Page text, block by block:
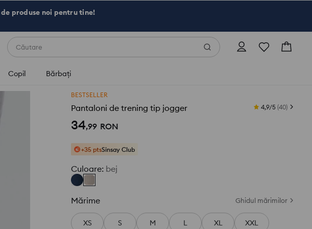
produse noi pentru tine!
Căutare
Copil Bărbaţi
BESTSELLER
Pantaloni de trening tip jogger 4,9/5 (40)
34,99 RON
+35 ptsSinsay Club
Culoare: bej
Mărime Ghidul mărimilor
XS S M L XL XXL